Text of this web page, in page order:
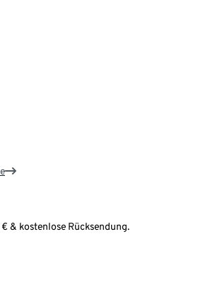
& kostenlose Rücksendung.